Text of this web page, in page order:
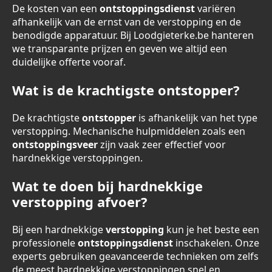
De kosten van een ontstoppingsdienstvariëren
afhankelijk van de ernst van de verstopping en de
benodigde apparatuur. Bij Loodgieterke.be hanteren
we transparante prijzen en geven we altijd een
duidelijke offerte vooraf.
Wat is de krachtigste ontstopper?
De krachtigsteontstopper is afhankelijk van het type
verstopping. Mechanische hulpmiddelen zoals een
ontstoppingsveerzijn vaak zeer effectief voor
hardnekkige verstoppingen.
Wat te doen bij hardnekkige
verstopping afvoer?
Bij een hardnekkigeverstopping kun je het beste een
professioneleontstoppingsdienst inschakelen. Onze
experts gebruiken geavanceerde technieken om zelfs